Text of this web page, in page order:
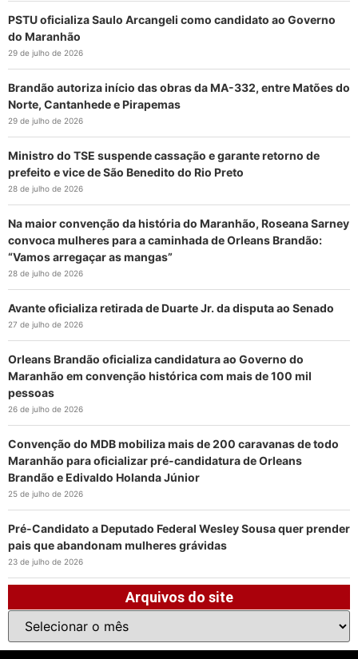
PSTU oficializa Saulo Arcangeli como candidato ao Governo
do Maranhão
29 de julho de 2026
Brandão autoriza início das obras da MA-332, entre Matões do
Norte, Cantanhede e Pirapemas
29 de julho de 2026
Ministro do TSE suspende cassação e garante retorno de
prefeito e vice de São Benedito do Rio Preto
28 de julho de 2026
Na maior convenção da história do Maranhão, Roseana Sarney
convoca mulheres para a caminhada de Orleans Brandão:
“Vamos arregaçar as mangas”
28 de julho de 2026
Avante oficializa retirada de Duarte Jr. da disputa ao Senado
27 de julho de 2026
Orleans Brandão oficializa candidatura ao Governo do
Maranhão em convenção histórica com mais de 100 mil
pessoas
26 de julho de 2026
Convenção do MDB mobiliza mais de 200 caravanas de todo
Maranhão para oficializar pré-candidatura de Orleans
Brandão e Edivaldo Holanda Júnior
25 de julho de 2026
Pré-Candidato a Deputado Federal Wesley Sousa quer prender
pais que abandonam mulheres grávidas
23 de julho de 2026
Arquivos do site